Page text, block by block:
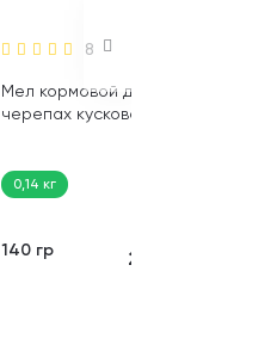
8
Мел кормовой для улиток и
черепах кусковой (140 гр)
0,14 кг
140 гр 243